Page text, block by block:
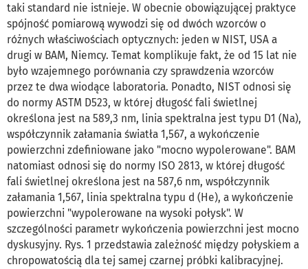
taki standard nie istnieje. W obecnie obowiązującej praktyce
spójność pomiarową wywodzi się od dwóch wzorców o
różnych właściwościach optycznych: jeden w NIST, USA a
drugi w BAM, Niemcy. Temat komplikuje fakt, że od 15 lat nie
było wzajemnego porównania czy sprawdzenia wzorców
przez te dwa wiodące laboratoria. Ponadto, NIST odnosi się
do normy ASTM D523, w której długość fali świetlnej
określona jest na 589,3 nm, linia spektralna jest typu D1 (Na),
współczynnik załamania światła 1,567, a wykończenie
powierzchni zdefiniowane jako "mocno wypolerowane". BAM
natomiast odnosi się do normy ISO 2813, w której długość
fali świetlnej określona jest na 587,6 nm, współczynnik
załamania 1,567, linia spektralna typu d (He), a wykończenie
powierzchni "wypolerowane na wysoki połysk". W
szczególności parametr wykończenia powierzchni jest mocno
dyskusyjny. Rys. 1 przedstawia zależność między połyskiem a
chropowatością dla tej samej czarnej próbki kalibracyjnej.